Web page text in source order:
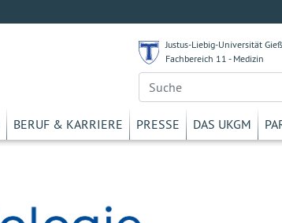
Justus-Liebig-Universität
Fachbereich 11 - Medizin
BERUF & KARRIERE PRESSE DAS UKGM